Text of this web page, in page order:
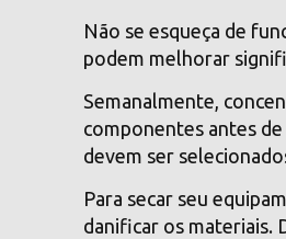
Não se esqueça de
podem melhorar
Semanalmente,
componentes antes
devem ser
Para secar seu
danificar os materiais.